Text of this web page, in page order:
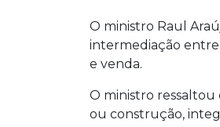
O ministro Raul
intermediação entre
e venda.
O ministro ressaltou
ou construção,